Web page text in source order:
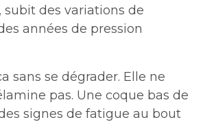
des variations de
années de pression
sans se dégrader. Elle ne
pas. Une coque bas de
signes de fatigue au bout